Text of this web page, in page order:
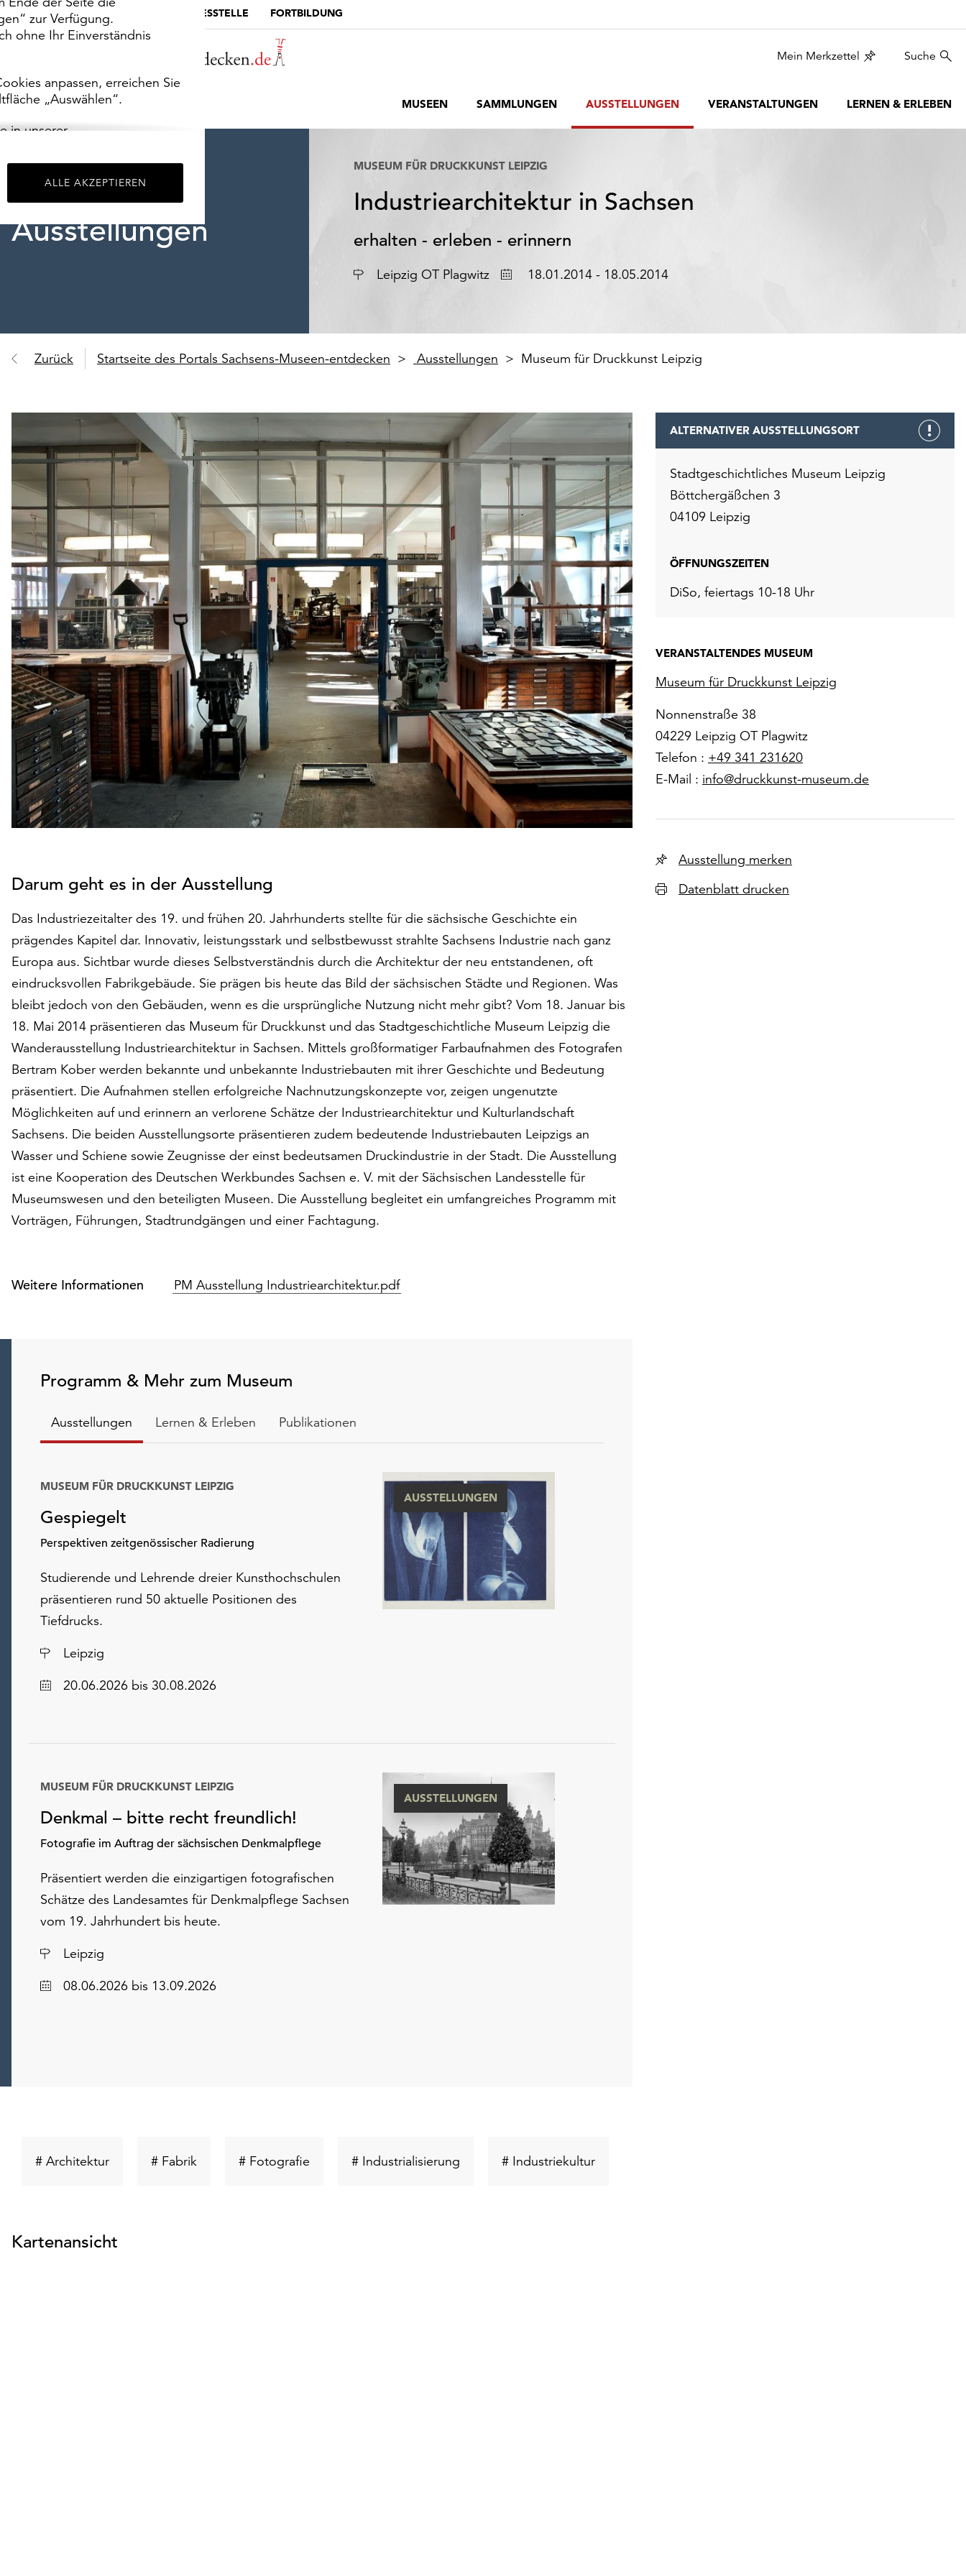
zur Verfügung.
ohne Ihr Einverständnis
anpassen, erreichen Sie
„Auswählen“.
in unserer
ALLE AKZEPTIEREN
MUSEUMSPORTAL DIE LANDESSTELLE FORTBILDUNG
Mein Merkzettel Suche
MUSEEN SAMMLUNGEN AUSSTELLUNGEN VERANSTALTUNGEN LERNEN & ERLEBEN
Ausstellungen
MUSEUM FÜR DRUCKKUNST LEIPZIG
Industriearchitektur in Sachsen
erhalten - erleben - erinnern
Ort Leipzig OT Plagwitz Datum18.01.2014 - 18.05.2014
Zurück Startseite des Portals Sachsens-Museen-entdecken Ausstellungen Museum für Druckkunst Leipzig
Darum geht es in der Ausstellung
Das Industriezeitalter des 19. und frühen 20. Jahrhunderts stellte für die sächsische Geschichte ein
prägendes Kapitel dar. Innovativ, leistungsstark und selbstbewusst strahlte Sachsens Industrie nach ganz
Europa aus. Sichtbar wurde dieses Selbstverständnis durch die Architektur der neu entstandenen, oft
eindrucksvollen Fabrikgebäude. Sie prägen bis heute das Bild der sächsischen Städte und Regionen. Was
bleibt jedoch von den Gebäuden, wenn es die ursprüngliche Nutzung nicht mehr gibt? Vom 18. Januar bis
18. Mai 2014 präsentieren das Museum für Druckkunst und das Stadtgeschichtliche Museum Leipzig die
Wanderausstellung Industriearchitektur in Sachsen. Mittels großformatiger Farbaufnahmen des Fotografen
Bertram Kober werden bekannte und unbekannte Industriebauten mit ihrer Geschichte und Bedeutung
präsentiert. Die Aufnahmen stellen erfolgreiche Nachnutzungskonzepte vor, zeigen ungenutzte
Möglichkeiten auf und erinnern an verlorene Schätze der Industriearchitektur und Kulturlandschaft
Sachsens. Die beiden Ausstellungsorte präsentieren zudem bedeutende Industriebauten Leipzigs an
Wasser und Schiene sowie Zeugnisse der einst bedeutsamen Druckindustrie in der Stadt. Die Ausstellung
ist eine Kooperation des Deutschen Werkbundes Sachsen e. V. mit der Sächsischen Landesstelle für
Museumswesen und den beteiligten Museen. Die Ausstellung begleitet ein umfangreiches Programm mit
Vorträgen, Führungen, Stadtrundgängen und einer Fachtagung.
Weitere Informationen PM Ausstellung Industriearchitektur.pdf
Programm & Mehr zum Museum
Ausstellungen Lernen & Erleben Publikationen
Gespiegelt
Perspektiven zeitgenössischer Radierung
MUSEUM FÜR DRUCKKUNST LEIPZIG
Studierende und Lehrende dreier Kunsthochschulen
präsentieren rund 50 aktuelle Positionen des
Tiefdrucks.
Ort
Leipzig
Datum20.06.2026 bis 30.08.2026
AUSSTELLUNGEN
Denkmal – bitte recht freundlich!
Fotografie im Auftrag der sächsischen Denkmalpflege
MUSEUM FÜR DRUCKKUNST LEIPZIG
Präsentiert werden die einzigartigen fotografischen
Schätze des Landesamtes für Denkmalpflege Sachsen
vom 19. Jahrhundert bis heute.
Ort
Leipzig
Datum08.06.2026 bis 13.09.2026
AUSSTELLUNGEN
# ArchitekturSchlüsselwort
# FabrikSchlüsselwort# FotografieSchlüsselwort# IndustrialisierungSchlüsselwort# IndustriekulturSchlüsselwort
Kartenansicht
ALTERNATIVER AUSSTELLUNGSORT
Stadtgeschichtliches Museum Leipzig
Böttchergäßchen 3
04109 Leipzig
ÖFFNUNGSZEITEN
DiSo, feiertags 10-18 Uhr
VERANSTALTENDES MUSEUM
Museum für Druckkunst Leipzig
Nonnenstraße 38
04229 Leipzig OT Plagwitz
Telefon : +49 341 231620
E-Mail : info@druckkunst-museum.de
Ausstellung merken
Datenblatt drucken